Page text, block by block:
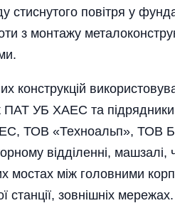
стиснутого повітря у
з монтажу
конструкцій
ПАТ УБ ХАЕС та
ТОВ «Техноальп», ТОВ
відділенні, машзалі,
мостах між головними
станції, зовнішніх мережах.